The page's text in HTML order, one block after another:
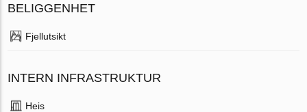
BELIGGENHET
Fjellutsikt
INTERN INFRASTRUKTUR
Heis